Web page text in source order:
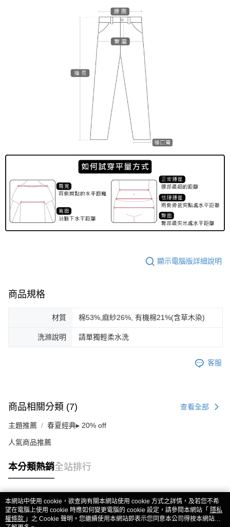
顯示電腦版詳細說明
商品規格
材質 棉53%,麻紗26%, 有機棉21%(含草木染)
洗滌說明 請單獨輕柔水洗
客服
商品相關分類 (7) 查看全部
主題推薦 春夏經典▸ 20% off
人氣商品推薦
本分類熱銷全站排行
熱門標籤
本網站中使用 cookie，欲查詢有關本網站使用 cookie 方式之詳情，及若您不希
望在電腦上使用 cookie 時應如何變更電腦的 cookie 設定，請參閱本網站「 隱私
權條款 」之 Cookie 聲明。您繼續使用本網站即表示您同意本公司得按本網站使